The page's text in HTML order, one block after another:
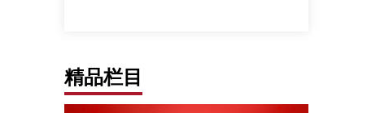
精品栏目